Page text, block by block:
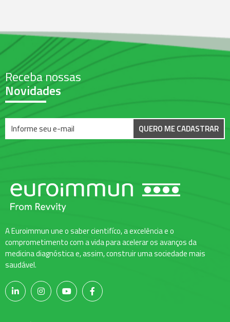
Receba nossas
Novidades
QUERO ME CADASTRAR
A Euroimmun une o saber cientifíco, a excelência e o
comprometimento com a vida para acelerar os avanços da
medicina diagnóstica e, assim, construir uma sociedade mais
saudável.